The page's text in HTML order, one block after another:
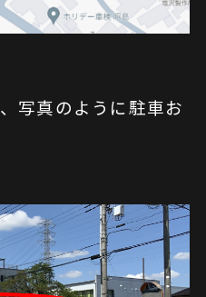
、写真のように駐車お